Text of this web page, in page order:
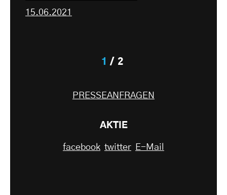
15.06.2021
1 2
PRESSEANFRAGEN
AKTIE
facebook twitter E-Mail